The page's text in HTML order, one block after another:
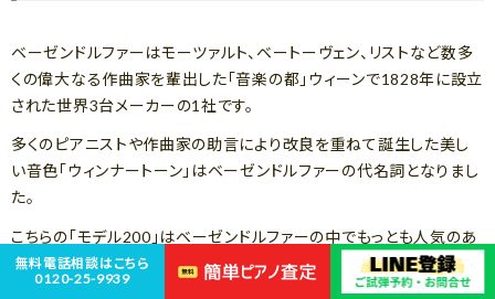
ベーゼンドルファーはモーツァルト、ベートーヴェン、リストなど数多
くの偉大なる作曲家を輩出した「音楽の都」ウィーンで1828年に設立
された世界3台メーカーの1社です。
多くのピアニストや作曲家の助言により改良を重ねて誕生した美し
い音色「ウィンナートーン」はベーゼンドルファーの代名詞となりまし
た。
こちらの「モデル200」はベーゼンドルファーの中でもっとも人気のあ
るモデルで、歌うような「サスティニングトーン」はベーゼンドルファー
ならでは。
無料電話相談はこちら
0120-25-9939